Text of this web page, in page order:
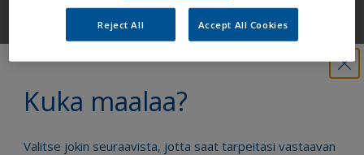
Kuka maalaa?
Valitse jokin seuraavista, jotta saat tarpeitasi vastaavan
varmaan maalaamiseen
Hyödy jatkuvasta innovaatiostamme ja
tieteellisestä asiantuntemuksestamme
Reject All Accept All Cookies